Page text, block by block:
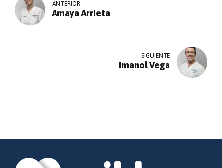
ANTERIOR
Amaya Arrieta
SIGUIENTE
Imanol Vega